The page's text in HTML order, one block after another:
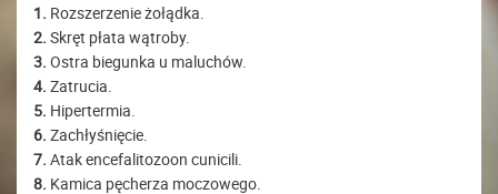
1. Rozszerzenie żołądka.
2. Skręt płata wątroby.
3. Ostra biegunka u maluchów.
4. Zatrucia.
5. Hipertermia.
6. Zachłyśnięcie.
7. Atak encefalitozoon cunicili.
8. Kamica pęcherza moczowego.